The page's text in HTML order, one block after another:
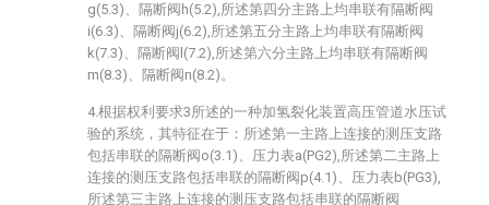
g(5.3)、隔断阀h(5.2),所述第四分主路上均串联有隔断阀
i(6.3)、隔断阀j(6.2),所述第五分主路上均串联有隔断阀
k(7.3)、隔断阀l(7.2),所述第六分主路上均串联有隔断阀
m(8.3)、隔断阀n(8.2)。
4.根据权利要求3所述的一种加氢裂化装置高压管道水压试
验的系统，其特征在于：所述第一主路上连接的测压支路
包括串联的隔断阀o(3.1)、压力表a(PG2),所述第二主路上
连接的测压支路包括串联的隔断阀p(4.1)、压力表b(PG3),
所述第三主路上连接的测压支路包括串联的隔断阀